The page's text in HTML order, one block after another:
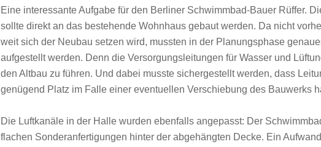
Eine interessante Aufgabe für den Berliner Schwimmbad­-Bauer Rüffer.
sollte direkt an das bestehende Wohnhaus gebaut werden. Da nicht
weit sich der Neubau setzen wird, mussten in der Planungsphase
aufgestellt werden. Denn die Versorgungsleitungen für Was­ser und
den Altbau zu führen. Und dabei musste sichergestellt werden, dass
genügend Platz im Falle einer eventuellen Verschiebung des Bauwerks
Die Luftkanäle in der Halle wurden ebenfalls angepasst: Der
flachen Sonderanfertigungen hinter der abgehängten Decke. Ein